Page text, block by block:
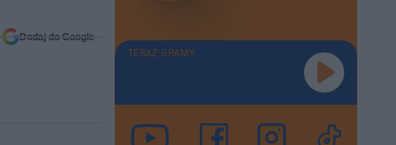
Dodaj do Google
TERAZ GRAMY